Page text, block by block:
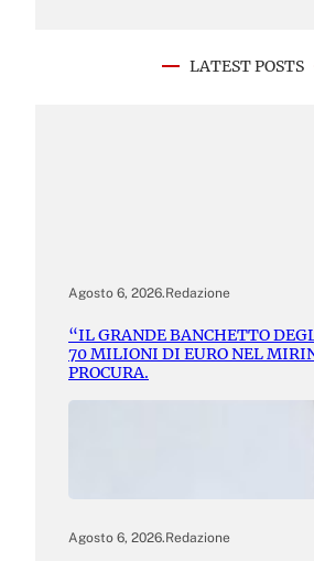
LATEST POSTS
Agosto 6, 2026.Redazione
“IL GRANDE BANCHETTO
70 MILIONI DI EURO NEL
PROCURA.
Agosto 6, 2026.Redazione